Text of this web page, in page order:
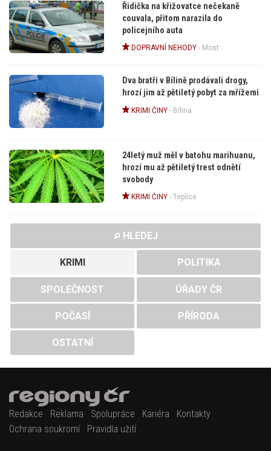
Řidička na křižovatce nečekaně
couvala, přitom narazila do
policejního auta
DOPRAVNÍ NEHODY- Most
Dva bratři v Bílině prodávali drogy,
hrozí jim až pětiletý pobyt za mřížemi
KRIMI ČINY- Bílina
24letý muž měl v batohu marihuanu,
hrozí mu až pětiletý trest odnětí
svobody
KRIMI ČINY- Teplice
HLEDEJ
KRIMI POLITIKA
SPOLEČNOST ÚŘADY ČR
POČASÍ PŘÍRODA
OSTATNÍ
Redakce Reklama Spolupráce Kariéra
Kontakty
Ochrana soukromí
Pravidla užití